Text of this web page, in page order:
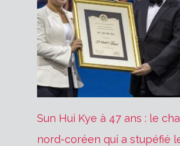
Sun Hui Kye à 47 ans : le
nord-coréen qui a stupéfié